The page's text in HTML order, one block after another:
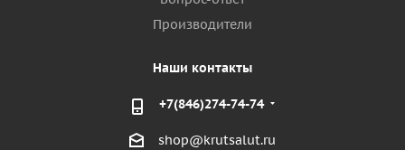
Производители
Наши контакты
+7(846)274-74-74
shop@krutsalut.ru